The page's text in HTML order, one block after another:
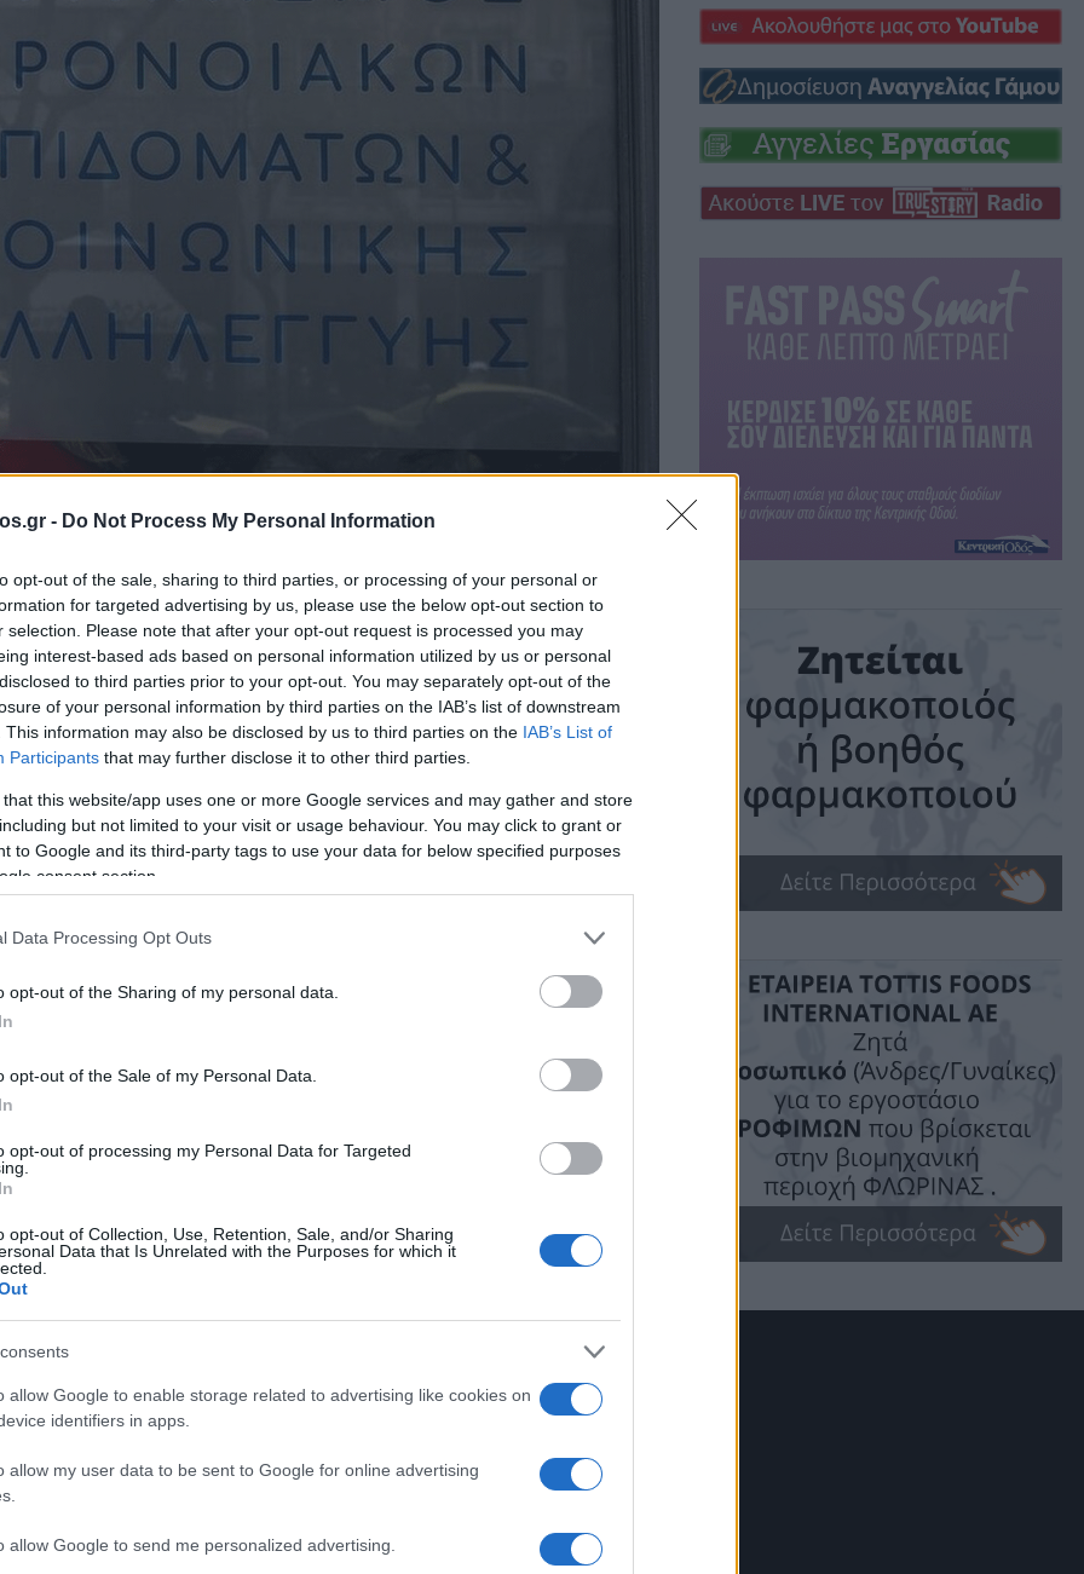
- Do Not Process My Personal Information
opt-out of the sale, sharing to third parties, or processing of your personal or
for targeted advertising by us, please use the below opt-out section to
selection. Please note that after your opt-out request is processed you may
interest-based ads based on personal information utilized by us or personal
to third parties prior to your opt-out. You may separately opt-out of the
of your personal information by third parties on the IAB’s list of downstream
This information may also be disclosed by us to third parties on the IAB’s List of
Participants that may further disclose it to other third parties.
that this website/app uses one or more Google services and may gather and store
but not limited to your visit or usage behaviour. You may click to grant or
to Google and its third-party tags to use your data for below specified purposes
consent section.
Data Processing Opt Outs
opt-out of the Sharing of my personal data.
opt-out of the Sale of my Personal Data.
opt-out of processing my Personal Data for Targeted
opt-out of Collection, Use, Retention, Sale, and/or Sharing
Data that Is Unrelated with the Purposes for which it
allow Google to enable storage related to advertising like cookies on
identifiers in apps.
allow my user data to be sent to Google for online advertising
allow Google to send me personalized advertising.
Επίδομα παιδιού: Νέα έκτακτη πληρωμή σήμερα από τον ΟΠΕΚΑ - Πώς υπολογίζεται το ποσό
οι αιτήσεις
τα προγράμματα
Reading Time: 1 min read
και μάθετε πρώτοι όλες τις ειδήσεις!
Δευτέρα 25 Μαΐου 2026 συνεχίζεται η
συμμετοχής επιχειρήσεων στα
Διακοπών, Κοινωνικού Τουρισμού και
της Αγροτικής Εστίας του ΟΠΕΚΑ.
επιχειρήσεις που επιθυμούν να συμμετάσχουν στα
ΟΠΕΚΑ 2026, όπως τουριστικά καταλύματα,
ιαματικές πηγές, τουριστικά γραφεία, παιδικές